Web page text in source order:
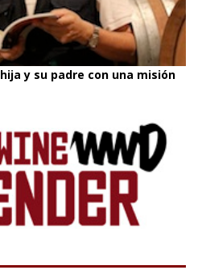
y su padre con una misión